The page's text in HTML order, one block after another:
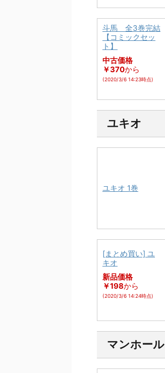
斗馬 全3巻完結
【コミックセッ
ト】
中古価格
￥370から
(2020/3/6 14:23時点)
ユキオ
ユキオ 1巻
[まとめ買い] ユ
キオ
新品価格
￥198から
(2020/3/6 14:24時点)
マンホール